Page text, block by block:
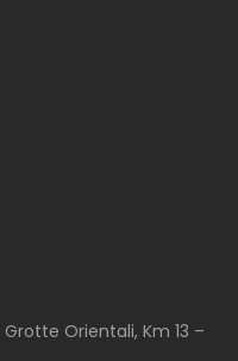
Orientali, Km 13 –